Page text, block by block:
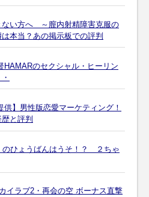
ない方へ ～膣内射精障害克服の
本当？あの掲示板での評判
HAMARのセクシャル・ヒーリン
供】男性版恋愛マーケティング！
と評判
のひょうばんはうそ！？ ２ちゃ
イラブ2・再会の空 ボーナス直撃